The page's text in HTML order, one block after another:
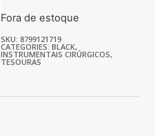
Fora de estoque
SKU: 8799121719
CATEGORIES: BLACK,
INSTRUMENTAIS CIRÚRGICOS,
TESOURAS